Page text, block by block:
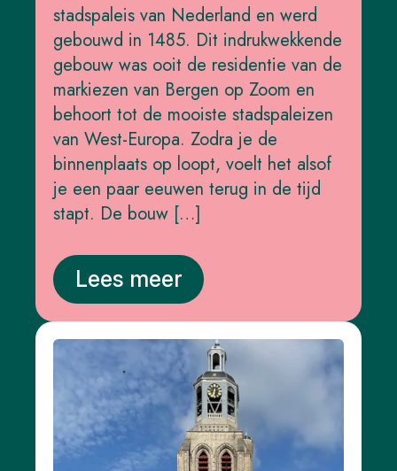
stadspaleis van Nederland en werd
gebouwd in 1485. Dit indrukwekkende
gebouw was ooit de residentie van de
markiezen van Bergen op Zoom en
behoort tot de mooiste stadspaleizen
van West-Europa. Zodra je de
binnenplaats op loopt, voelt het alsof
je een paar eeuwen terug in de tijd
stapt. De bouw […]
Lees meer